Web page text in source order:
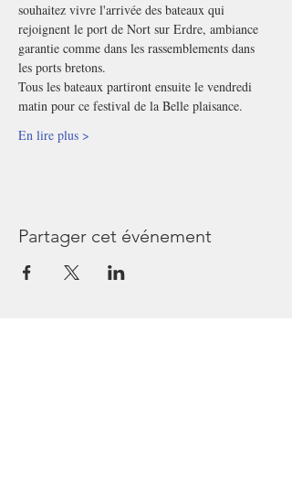
souhaitez vivre l'arrivée des bateaux qui
rejoignent le port de Nort sur Erdre, ambiance
garantie comme dans les rassemblements dans
les ports bretons.
Tous les bateaux partiront ensuite le vendredi
matin pour ce festival de la Belle plaisance.
En lire plus >
Partager cet événement